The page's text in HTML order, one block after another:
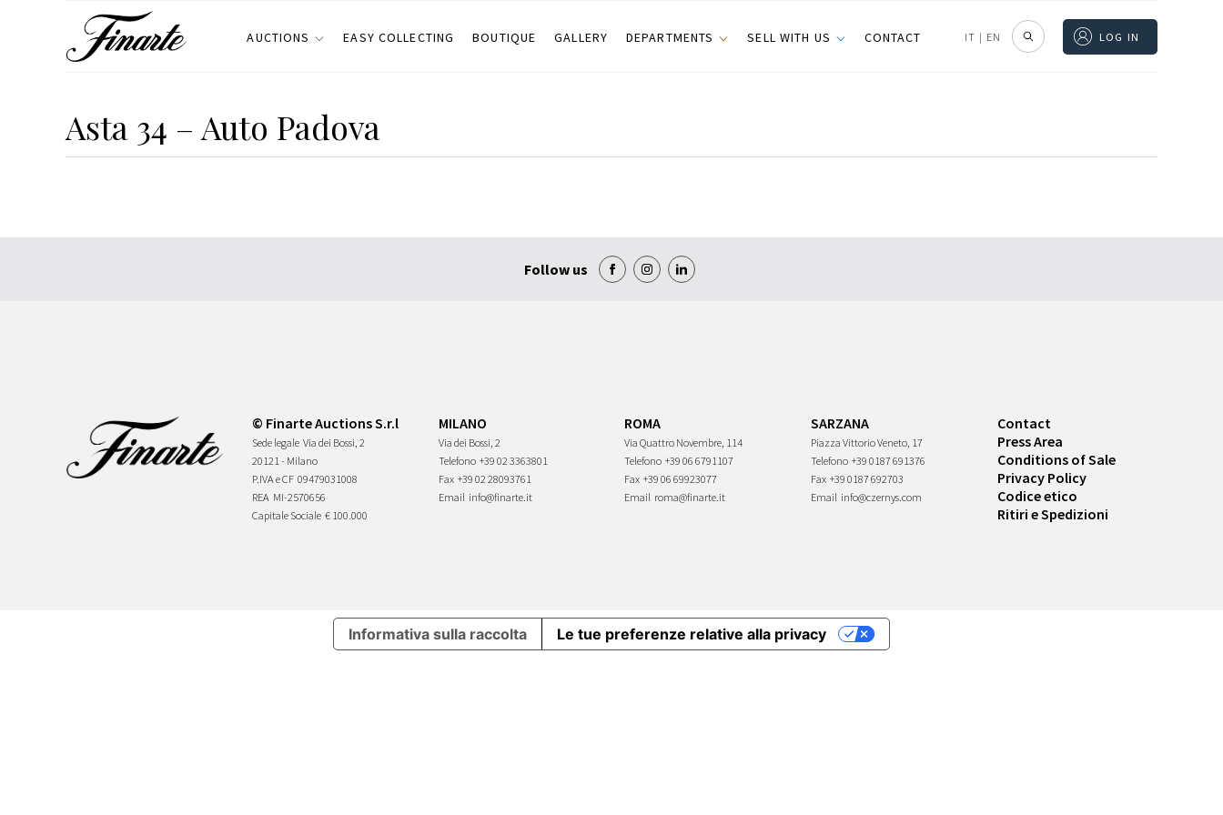
AUCTIONS EASY COLLECTING BOUTIQUE GALLERY DEPARTMENTS SELL WITH US CONTACT IT | EN LOG IN
Asta 34 – Auto Padova
Follow us
© Finarte Auctions S.r.l
Sede legale Via dei Bossi, 2
20121 - Milano
P.IVA e CF 09479031008
REA MI-2570656
Capitale Sociale € 100.000
MILANO
Via dei Bossi, 2
Telefono +39 02 3363801
Fax +39 02 28093761
Email info@finarte.it
ROMA
Via Quattro Novembre, 114
Telefono +39 06 6791107
Fax +39 06 69923077
Email roma@finarte.it
SARZANA
Piazza Vittorio Veneto, 17
Telefono +39 0187 691376
Fax +39 0187 692703
Email info@czernys.com
Contact
Press Area
Conditions of Sale
Privacy Policy
Codice etico
Ritiri e Spedizioni
Informativa sulla raccolta Le tue preferenze relative alla privacy